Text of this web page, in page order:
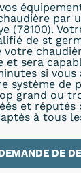
par
(78100).
de st
votre
et sera
si
système de
grand ou
et
à tous
DE